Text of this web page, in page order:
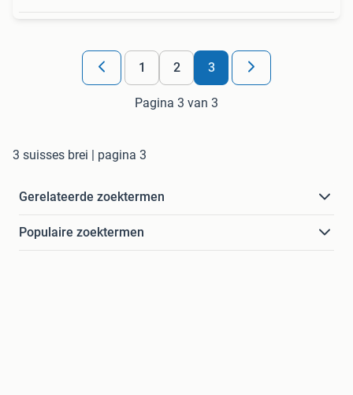
1 2 3
Pagina 3 van 3
3 suisses brei | pagina 3
Gerelateerde zoektermen
Populaire zoektermen